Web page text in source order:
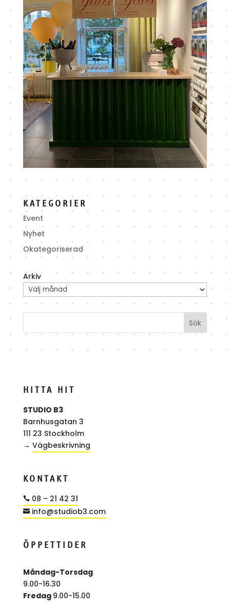
KATEGORIER
Event
Nyhet
Okategoriserad
Arkiv
Sök
HITTA HIT
STUDIO B3
Barnhusgatan 3
111 23 Stockholm
→ Vägbeskrivning
KONTAKT
08 – 21 42 31
info@studiob3.com
ÖPPETTIDER
Måndag-Torsdag
9.00-16.30
Fredag 9.00-15.00